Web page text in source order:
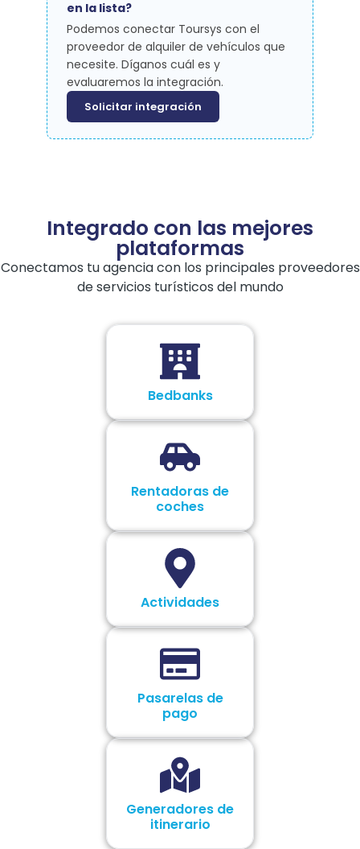
en la lista?
Podemos conectar Toursys con el
proveedor de alquiler de vehículos que
necesite. Díganos cuál es y
evaluaremos la integración.
Solicitar integración
Integrado con las mejores
plataformas
Conectamos tu agencia con los principales proveedores
de servicios turísticos del mundo
Bedbanks
Rentadoras de
coches
Actividades
Pasarelas de
pago
Generadores de
itinerario